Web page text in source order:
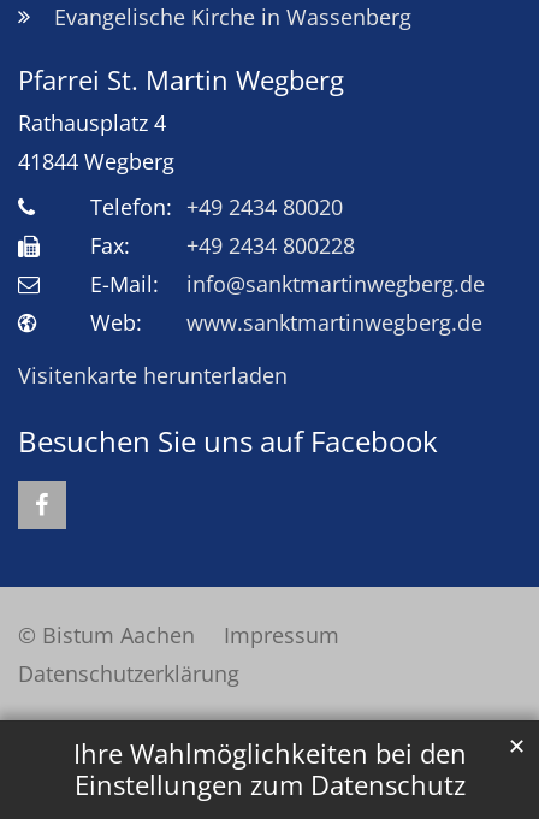
Ihre Wahlmöglichkeiten bei den
Einstellungen zum Datenschutz
✕
Evangelische Kirche in Wassenberg
Pfarrei St. Martin Wegberg
Rathausplatz 4
41844 Wegberg
Telefon: +49 2434 80020
Fax:
+49 2434 800228
E-Mail:
info@sanktmartinwegberg.de
Web:
www.sanktmartinwegberg.de
Visitenkarte herunterladen
Besuchen Sie uns auf Facebook
© Bistum Aachen
Impressum
Datenschutzerklärung